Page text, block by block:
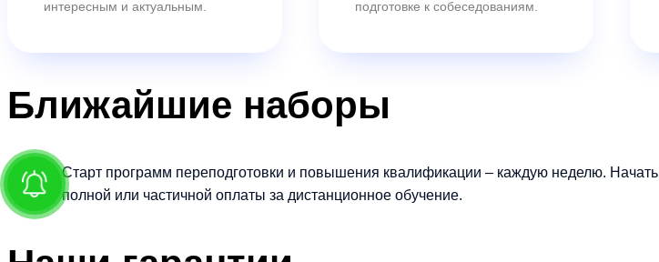
интересным и актуальным.
подготовке к собеседованиям.
Ближайшие наборы
Старт программ переподготовки и повышения квалификации – каждую неделю.
полной или частичной оплаты за дистанционное обучение.